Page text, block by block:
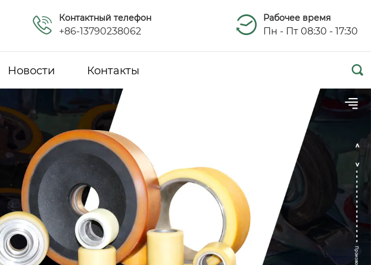
Контактный телефон
+86-13790238062
Рабочее время
Пн - Пт 08:30 - 17:30
Новости Контакты 